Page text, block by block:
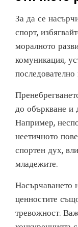
За да се
спорт,
моралното
комуникация,
до объркване и
Например,
неетичното
спортен дух,
младежите.
Насърчаването
ценностите
тревожност.